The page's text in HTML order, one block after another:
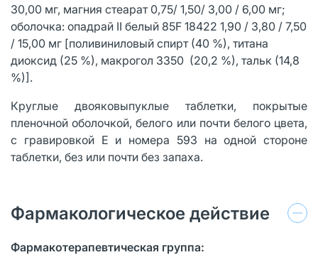
30,00 мг, магния стеарат 0,75/ 1,50/ 3,00 / 6,00 мг;
оболочка: опадрай II белый 85F 18422 1,90 / 3,80 / 7,50
/ 15,00 мг [поливиниловый спирт (40 %), титана
диоксид (25 %), макрогол 3350 (20,2 %), тальк (14,8
%)].
Круглые двояковыпуклые таблетки, покрытые
пленочной оболочкой, белого или почти белого цвета,
с гравировкой Е и номера 593 на одной стороне
таблетки, без или почти без запаха.
Фармакологическое действие
Фармакотерапевтическая группа: